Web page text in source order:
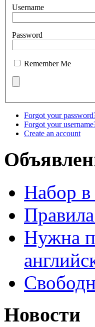
Username
Password
Remember Me
Forgot your
Forgot your
Create an account
Набор
Нужна
Новости